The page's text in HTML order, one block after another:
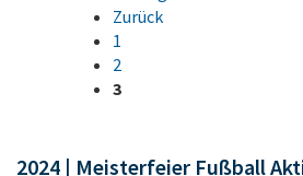
Zurück
1
2
3
2024 | Meisterfeier Fußball